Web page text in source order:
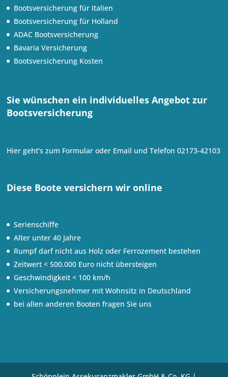
Bootsversicherung für Italien
Bootsversicherung für Holland
ADAC Bootsversicherung
Bavaria Versicherung
Bootsversicherung Kosten
Sie wünschen ein individuelles Angebot zur
Bootsversicherung
Hier geht's zum Formular oder Email und Telefon02173-42103
Diese Boote versichern wir online
Serienschiffe
Alter unter 40 Jahre
Rumpf darf nicht aus Holz oder Ferrozement bestehen
Zeitwert < 500.000 Euro nicht übersteigen
Geschwindigkeit < 100 km/h
Versicherungsnehmer mit Wohnsitz in Deutschland
bei allen anderen Booten fragen Sie uns